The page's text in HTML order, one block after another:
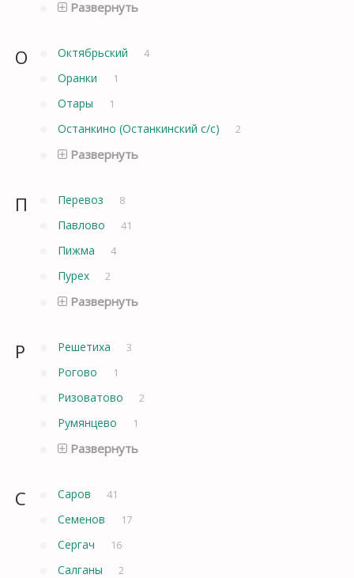
Развернуть
О Октябрьский 4
Оранки 1
Отары 1
Останкино (Останкинский с/с) 2
Развернуть
П Перевоз 8
Павлово 41
Пижма 4
Пурех 2
Развернуть
Р Решетиха 3
Рогово 1
Ризоватово 2
Румянцево 1
Развернуть
С Саров 41
Семенов 17
Сергач 16
Салганы 2